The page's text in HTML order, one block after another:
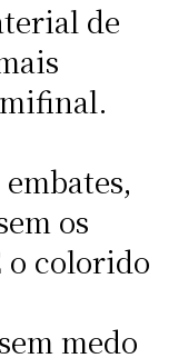
de
os
o colorido
medo